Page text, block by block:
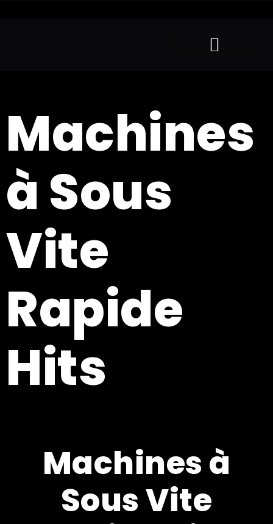
Machines
à Sous
Vite
Rapide
Hits
Machines à
Sous Vite